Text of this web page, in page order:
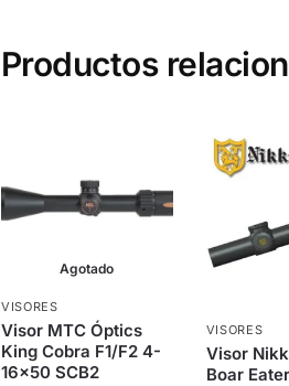
Productos
Agotado
VISORES
Visor MTC Óptics
King Cobra F1/F2 4-
16×50 SCB2
VISORES
Visor
Boar Eater